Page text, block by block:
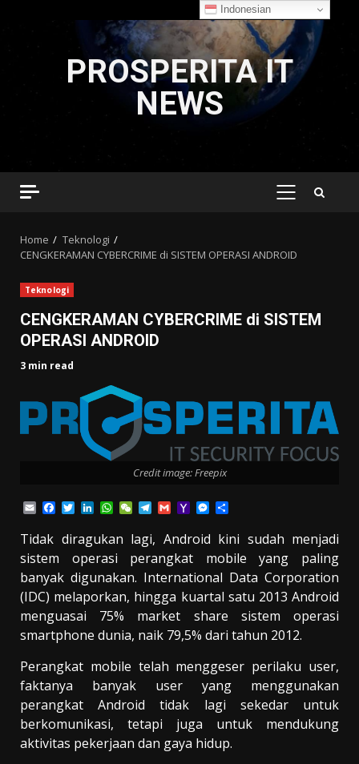
PROSPERITA IT
NEWS
PRIMARY
Home
Teknologi
CENGKERAMAN CYBERCRIME di SISTEM OPERASI ANDROID
Teknologi
CENGKERAMAN CYBERCRIME di SISTEM
OPERASI ANDROID
3 min read
Credit image: Freepix
EmailFacebook
TwitterLinkedIn
WhatsApp
WeChatTelegram
GmailYahoo
Mail
Messenger
Tidak diragukan lagi, Android kini sudah menjadi
sistem operasi perangkat mobile yang paling
banyak digunakan. International Data Corporation
(IDC) melaporkan, hingga kuartal satu 2013 Android
menguasai 75% market share sistem operasi
smartphone dunia, naik 79,5% dari tahun 2012.
Perangkat mobile telah menggeser perilaku user,
faktanya banyak user yang menggunakan
perangkat Android tidak lagi sekedar untuk
berkomunikasi, tetapi juga untuk mendukung
aktivitas pekerjaan dan gaya hidup.
Indonesian